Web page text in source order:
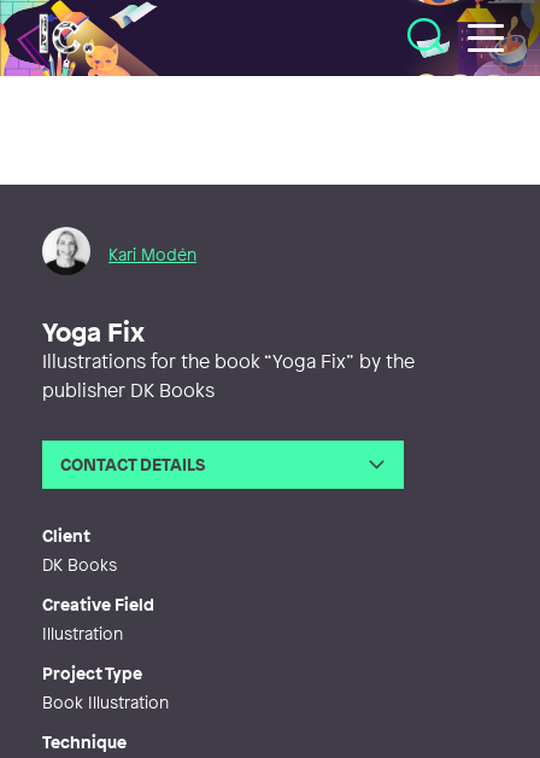
Illustratörcentrum
Kari Modén
Yoga Fix
Illustrations for the book “Yoga Fix” by the
publisher DK Books
CONTACT DETAILS
Client
DK Books
Creative Field
Illustration
Project Type
Book Illustration
Technique